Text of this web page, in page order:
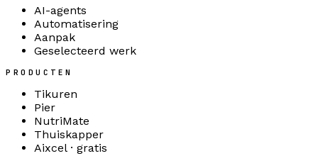
AI-agents
Automatisering
Aanpak
Geselecteerd werk
PRODUCTEN
Tikuren
Pier
NutriMate
Thuiskapper
Aixcel · gratis